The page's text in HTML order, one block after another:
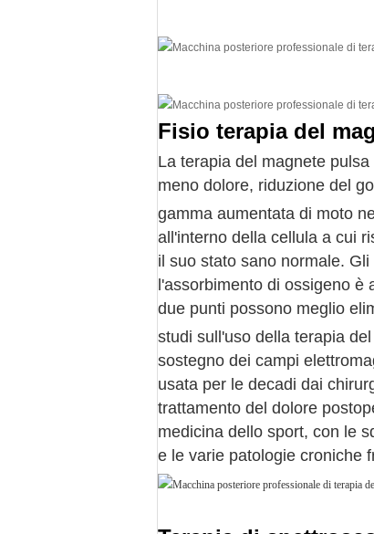
Fisio terapia del
La terapia del magnete
meno dolore, riduzione del
gamma aumentata di moto
all'interno della cellula a cui
il suo stato sano normale.
l'assorbimento di ossigeno è
due punti possono meglio
studi sull'uso della terapia
sostegno dei campi
usata per le decadi dai
trattamento del dolore
medicina dello sport, con le
e le varie patologie croniche